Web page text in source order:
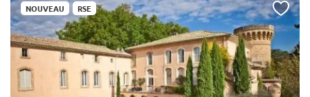
NOUVEAU RSE